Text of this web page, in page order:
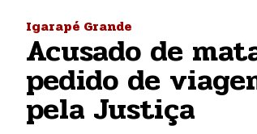
Igarapé Grande
Acusado de
pedido de
pela Justiça